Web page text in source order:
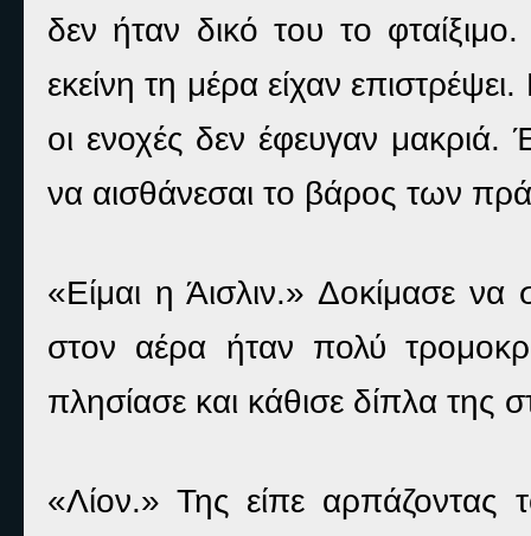
δεν ήταν δικό του το
εκείνη τη μέρα είχαν
οι ενοχές δεν έφευγαν
να αισθάνεσαι το βάρος των
«Είμαι η Άισλιν.» Δοκίμασε να
στον αέρα ήταν πολύ
πλησίασε και κάθισε δίπλα της
«Λίον.» Της είπε αρπάζοντας